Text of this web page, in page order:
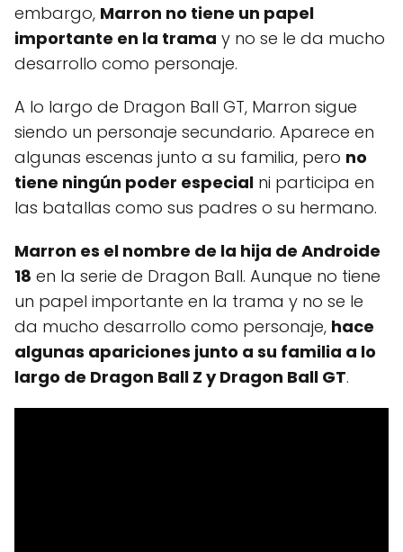
embargo, Marron no tiene un papel
importante en la trama y no se le da mucho
desarrollo como personaje.
A lo largo de Dragon Ball GT, Marron sigue
siendo un personaje secundario. Aparece en
algunas escenas junto a su familia, pero no
tiene ningún poder especial ni participa en
las batallas como sus padres o su hermano.
Marron es el nombre de la hija de Androide
18 en la serie de Dragon Ball. Aunque no tiene
un papel importante en la trama y no se le
da mucho desarrollo como personaje, hace
algunas apariciones junto a su familia a lo
largo de Dragon Ball Z y Dragon Ball GT.